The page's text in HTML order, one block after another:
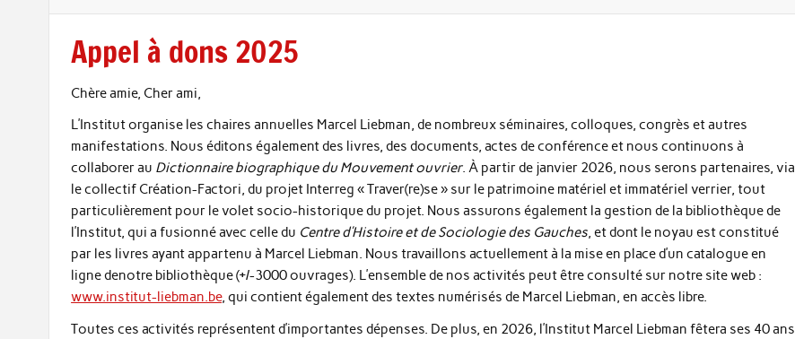
Appel à dons 2025
Chère amie, Cher ami,
L’Institut organise les chaires annuelles Marcel Liebman, de nombreux séminaires, colloques, congrès et autres
manifestations. Nous éditons également des livres, des documents, actes de conférence et nous continuons à
collaborer au Dictionnaire biographique du Mouvement ouvrier. À partir de janvier 2026, nous serons partenaires, via
le collectif Création-Factori, du projet Interreg « Traver(re)se » sur le patrimoine matériel et immatériel verrier, tout
particulièrement pour le volet socio-historique du projet. Nous assurons également la gestion de la bibliothèque de
l’Institut, qui a fusionné avec celle du Centre d’Histoire et de Sociologie des Gauches, et dont le noyau est constitué
par les livres ayant appartenu à Marcel Liebman. Nous travaillons actuellement à la mise en place d’un catalogue en
ligne denotre bibliothèque (+/-3000 ouvrages). L’ensemble de nos activités peut être consulté sur notre site web :
www.institut-liebman.be, qui contient également des textes numérisés de Marcel Liebman, en accès libre.
Toutes ces activités représentent d’importantes dépenses. De plus, en 2026, l’Institut Marcel Liebman fêtera ses 40 ans